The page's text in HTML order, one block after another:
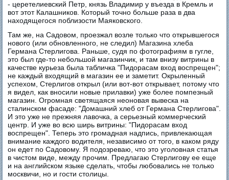
- церетелиевский Петр, князь Владимир у въезда в Кремль и
вот этот Калашников. Который точно больше раза в два
находящегося поблизости Маяковского.
Там же, на Садовом, проезжал возле только что открывшегося
нового (или обновленного, не следил) Магазина хлеба
Германа Стерлигова. Раньше, судя по фотографиям в гугле,
это был где-то небольшой магазинчик, и там внизу витрины в
качестве курьеза была табличка "Пидорасам вход воспрещен";
не каждый входящий в магазин ее и заметит. Окрыленный
успехом, Стерлигов открыл (или вот-вот открывает, потому что
я видел, как вносили новые прилавки) уже более помпезный
магазин. Огромная светящаяся неоновая вывеска на
сталинском фасаде: "Домашний хлеб от Германа Стерлигова".
И это уже не прежняя лавочка, а серьезный коммерческий
центр. И уже во всю ширь витрины: "Пидорасам вход
воспрещен". Теперь это громадная надпись, привлекающая
внимание каждого водителя, независимо от того, в каком ряду
он едет по Садовому. Я подозреваю, что это уголовная статья
в чистом виде, между прочим. Предлагаю Стерлигову ее еще
и на английском языке сделать, чтобы любовались не только
москвичи, но и гости столицы.